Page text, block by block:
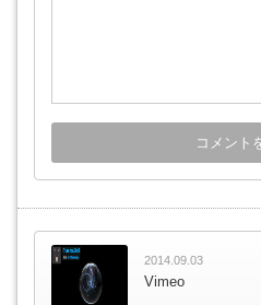
2014.09.03
Vimeo